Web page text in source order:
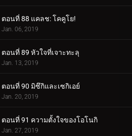
ตอนที่ 88 แคลช: โคคูโย!
Jan. 06, 2019
ตอนที่ 89 หัวใจที่เจาะทะลุ
Jan. 13, 2019
ตอนที่ 90 มิซึกิและเซกิเอย์
Jan. 20, 2019
ตอนที่ 91 ความตั้งใจของโอโนกิ
Jan. 27, 2019